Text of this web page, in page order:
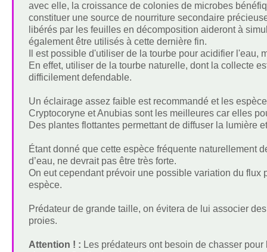
avec elle, la croissance de colonies de microbes
constituer une source de nourriture secondaire
libérés par les feuilles en décomposition aideront à
également être utilisés à cette dernière fin.
Il est possible d'utiliser de la tourbe pour acidifier l'eau,
En effet, utiliser de la tourbe naturelle, dont la collecte
difficilement defendable.
Un éclairage assez faible est recommandé et les
Cryptocoryne et Anubias sont les meilleures car elles
Des plantes flottantes permettant de diffuser la lumière
Étant donné que cette espèce fréquente naturellement
d’eau, ne devrait pas être très forte.
On eut cependant prévoir une possible variation du
espèce.
Prédateur de grande taille, on évitera de lui associer
proies.
Attention ! : Les prédateurs ont besoin de chasser